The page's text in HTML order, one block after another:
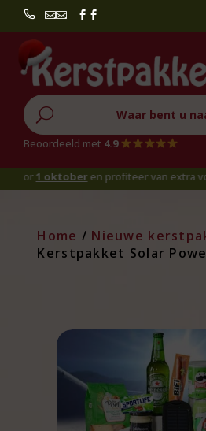
 
U
Beoordeeld met 4.9
oktoberen profiteer van extra voordeel!
Home / Nieuwe
Kerstpakket Solar